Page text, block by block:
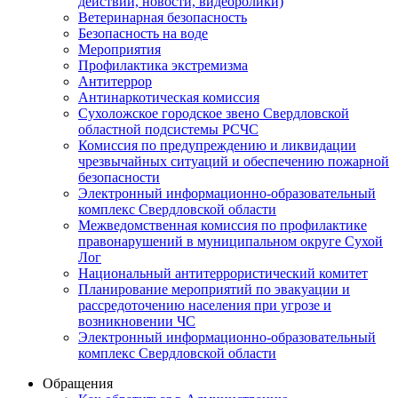
Ветеринарная безопасность
Безопасность на воде
Мероприятия
Профилактика экстремизма
Антитеррор
Антинаркотическая комиссия
Сухоложское городское звено Свердловской
областной подсистемы РСЧС
Комиссия по предупреждению и ликвидации
чрезвычайных ситуаций и обеспечению пожарной
безопасности
Электронный информационно-образовательный
комплекс Cвердловской области
Межведомственная комиссия по профилактике
правонарушений в муниципальном округе Сухой
Лог
Национальный антитеррористический комитет
Планирование мероприятий по эвакуации и
рассредоточению населения при угрозе и
возникновении ЧС
Электронный информационно-образовательный
комплекс Свердловской области
Обращения